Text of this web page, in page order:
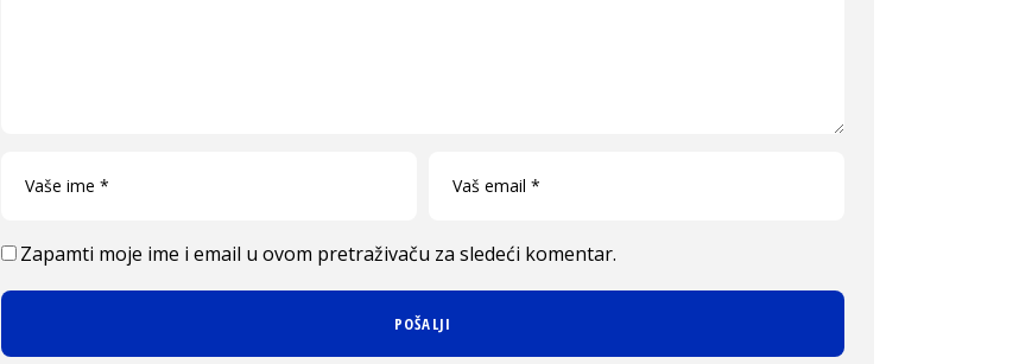
Zapamti moje ime i email u ovom pretraživaču za sledeći komentar.